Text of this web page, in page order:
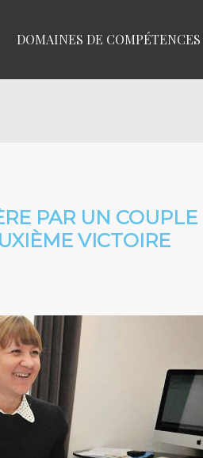
DOMAINES DE COMPÉTENCES
PAR UN COUPLE
VICTOIRE